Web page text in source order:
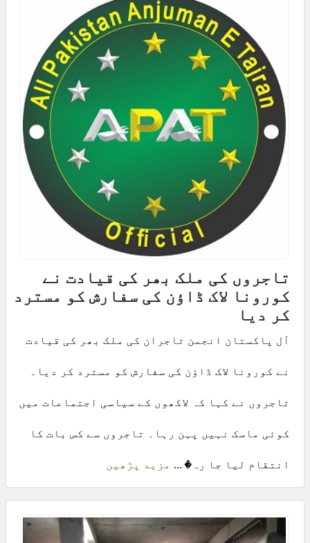
تاجروں کی ملک بھر کی قیادت نے
کورونا لاک ڈاؤن کی سفارش کو مسترد
کر دیا
آل پاکستان انجمن تاجران کی ملک بھر کی قیادت
نے کورونا لاک ڈاؤن کی سفارش کو مسترد کر دیا۔
تاجروں نے کہا کہ لاکھوں کے سیاسی اجتماعات میں
کوئی ماسک نہیں پہن رہا۔ تاجروں سے کس بات کا
انتقام لیا جا رہ� ... مزید پڑھیں